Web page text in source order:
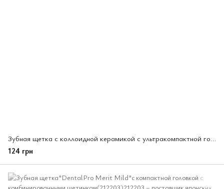
Зубная щетка с коллоидной керамикой с ультракомпактной головкой "DentalPro BLACK",(209326)
124 грн